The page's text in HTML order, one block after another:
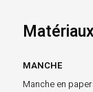
Matériaux
MANCHE
Manche en